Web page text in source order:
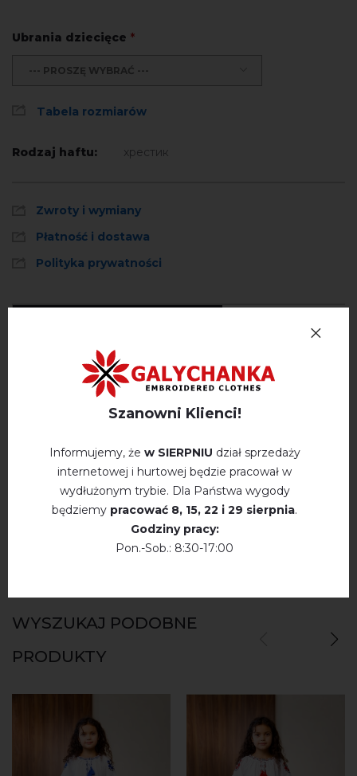
Ubrania dziecięce *
--- PROSZĘ WYBRAĆ ---
Tabela rozmiarów
Rodzaj haftu: хрестик
Zwroty i wymiany
Płatność i dostawa
Polityka prywatności
Немає відгуків про цей товар.
napisz opinie Kwiaty Pragi (żółte)
WYSZUKAJ PODOBNE
PRODUKTY
Szanowni Klienci!
Informujemy, że w SIERPNIU dział sprzedaży
internetowej i hurtowej będzie pracował w
wydłużonym trybie. Dla Państwa wygody
będziemy pracować 8, 15, 22 і 29 sierpnia.
Godziny pracy:
Pon.-Sob.: 8:30-17:00